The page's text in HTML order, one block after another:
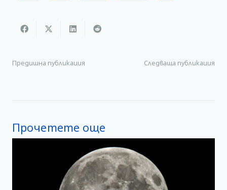
Предишна публикация Следваща публикация
Прочетете още